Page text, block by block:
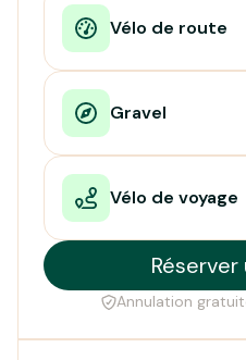
Vélo de route
Gravel
Vélo de voyage
Réserver
Annulation